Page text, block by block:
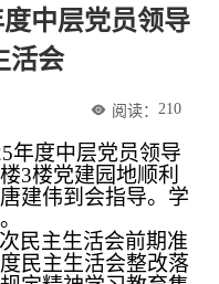
中层党员领导
活会
阅读： 210
年度中层党员领导
3楼党建园地顺利
建伟到会指导。 学
民主生活会前期准
民主生活会整改落